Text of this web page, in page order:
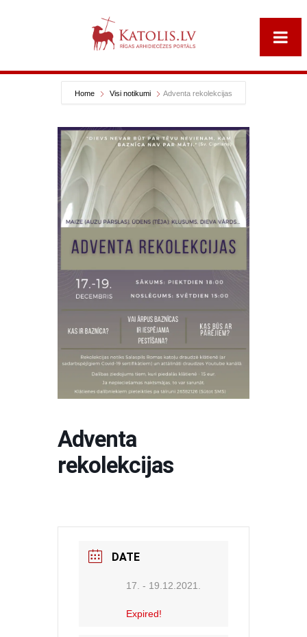
Home Visi notikumi Adventa rekolekcijas
Adventa
rekolekcijas
DATE
17. - 19.12.2021.
Expired!